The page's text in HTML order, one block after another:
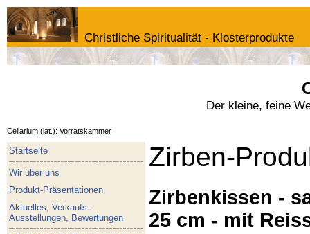
Christliche Spiritualität - Klosterprodukte
Der kleine, feine
Cellarium (lat.): Vorratskammer
Startseite
Wir über uns
Produkt-Präsentationen
Aktuelles, Verkaufs-
Ausstellungen, Bewertungen
Zirben-
Zirbenkissen -
25 cm - mit